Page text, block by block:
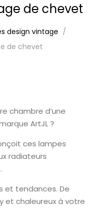
de chevet
design vintage
de chevet
chambre d’une
ArtJL ?
ces lampes
radiateurs
et tendances. De
et chaleureux à votre